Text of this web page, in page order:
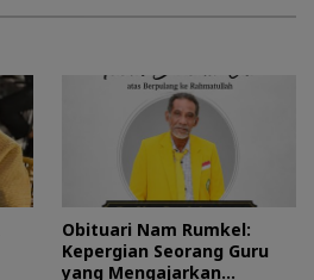
Obituari Nam Rumkel:
Kepergian Seorang Guru
yang Mengajarkan